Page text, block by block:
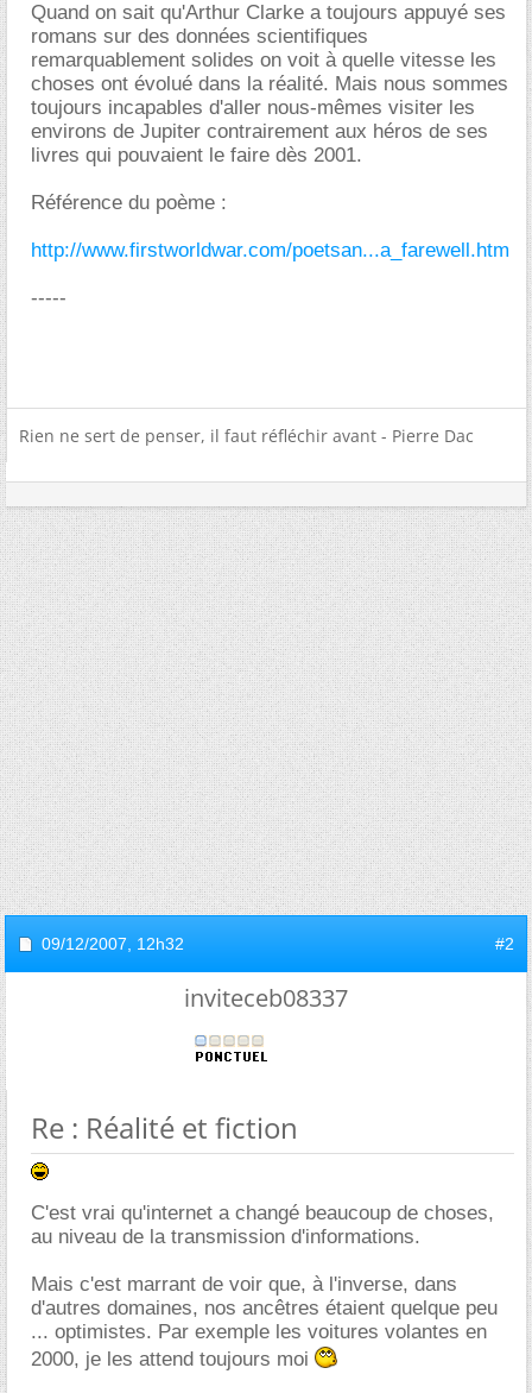
Quand on sait qu'Arthur Clarke a toujours appuyé ses
romans sur des données scientifiques
remarquablement solides on voit à quelle vitesse les
choses ont évolué dans la réalité. Mais nous sommes
toujours incapables d'aller nous-mêmes visiter les
environs de Jupiter contrairement aux héros de ses
livres qui pouvaient le faire dès 2001.
Référence du poème :
http://www.firstworldwar.com/poetsan...a_farewell.htm
-----
Rien ne sert de penser, il faut réfléchir avant - Pierre Dac
09/12/2007, 12h32 #2
inviteceb08337
Re : Réalité et fiction
C'est vrai qu'internet a changé beaucoup de choses,
au niveau de la transmission d'informations.
Mais c'est marrant de voir que, à l'inverse, dans
d'autres domaines, nos ancêtres étaient quelque peu
... optimistes. Par exemple les voitures volantes en
2000, je les attend toujours moi